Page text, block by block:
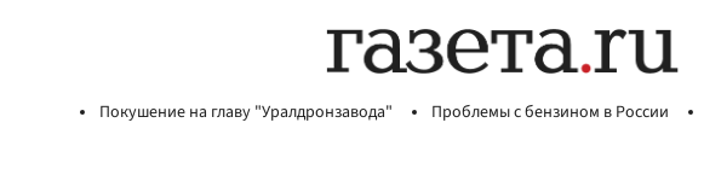
Покушение на главу "Уралдронзавода" Проблемы с бензином в России